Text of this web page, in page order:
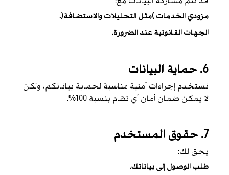
مزودي الخدمات (مثل التحليلات والاستضافة).
الجهات القانونية عند الضرورة.
6. حماية البيانات
نستخدم إجراءات أمنية مناسبة لحماية بياناتكم، ولكن
لا يمكن ضمان أمان أي نظام بنسبة 100%.
7. حقوق المستخدم
يحق لك:
طلب الوصول إلى بياناتك.